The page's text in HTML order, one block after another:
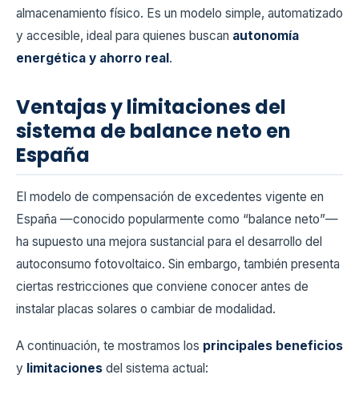
almacenamiento físico. Es un modelo simple, automatizado
y accesible, ideal para quienes buscan autonomía
energética y ahorro real .
Ventajas y limitaciones del
sistema de balance neto en
España
El modelo de compensación de excedentes vigente en
España —conocido popularmente como “balance neto”—
ha supuesto una mejora sustancial para el desarrollo del
autoconsumo fotovoltaico. Sin embargo, también presenta
ciertas restricciones que conviene conocer antes de
instalar placas solares o cambiar de modalidad.
A continuación, te mostramos los principales beneficios
y limitaciones del sistema actual: